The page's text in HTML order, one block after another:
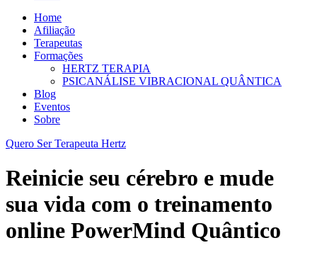
Home
Afiliação
Terapeutas
Formações
HERTZ TERAPIA
PSICANÁLISE VIBRACIONAL QUÂNTICA
Blog
Eventos
Sobre
Quero Ser Terapeuta Hertz
Reinicie seu cérebro e mude
sua vida com o treinamento
online PowerMind Quântico